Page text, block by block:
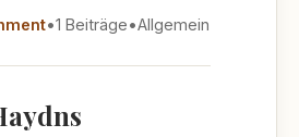
•1 Beiträge•Allgemein